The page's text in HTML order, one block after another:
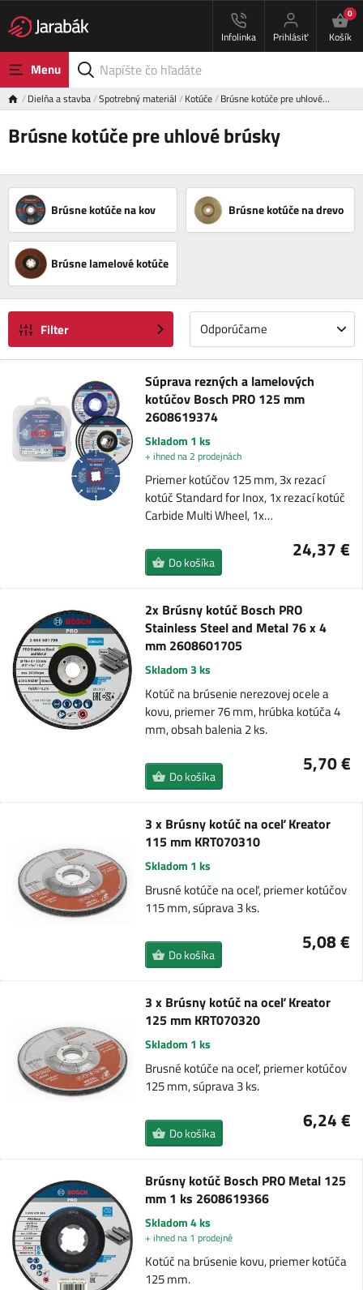
Infolinka Prihlásiť
0
Košík
Menu
Dielňa a stavba Spotrebný materiál Kotúče Brúsne kotúče pre uhlové…
Brúsne kotúče pre uhlové brúsky
Brúsne kotúče na kov Brúsne kotúče na drevo
Brúsne lamelové kotúče
Filter Odporúčame
Súprava rezných a lamelových
kotúčov Bosch PRO 125 mm
2608619374
Skladom 1 ks
+ ihned na 2 prodejnách
Priemer kotúčov 125 mm, 3x rezací
kotúč Standard for Inox, 1x rezací kotúč
Carbide Multi Wheel, 1x…
24,37 €
Do košíka
2x Brúsny kotúč Bosch PRO
Stainless Steel and Metal 76 x 4
mm 2608601705
Skladom 3 ks
Kotúč na brúsenie nerezovej ocele a
kovu, priemer 76 mm, hrúbka kotúča 4
mm, obsah balenia 2 ks.
5,70 €
Do košíka
3 x Brúsny kotúč na oceľ Kreator
115 mm KRT070310
Skladom 1 ks
Brusné kotúče na oceľ, priemer kotúčov
115 mm, súprava 3 ks.
5,08 €
Do košíka
3 x Brúsny kotúč na oceľ Kreator
125 mm KRT070320
Skladom 1 ks
Brusné kotúče na oceľ, priemer kotúčov
125 mm, súprava 3 ks.
6,24 €
Do košíka
Brúsny kotúč Bosch PRO Metal 125
mm 1 ks 2608619366
Skladom 4 ks
+ ihned na 1 prodejně
Kotúč na brúsenie kovu, priemer kotúča
125 mm.